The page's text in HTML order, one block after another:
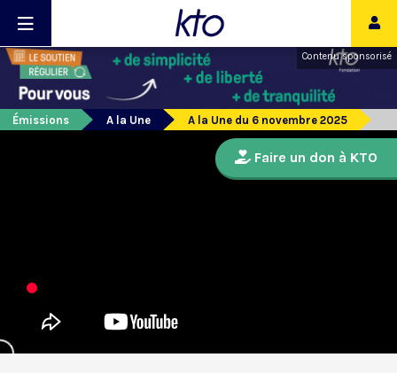
Contenu sponsorisé
Émissions A la Une A la Une du 6 novembre 2025
Faire un don à KTO